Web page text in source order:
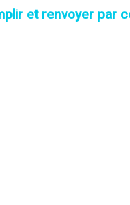
et renvoyer par